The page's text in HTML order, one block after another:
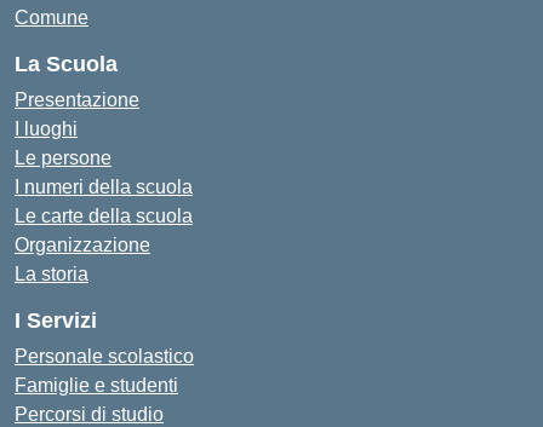
Comune
La Scuola
Presentazione
I luoghi
Le persone
I numeri della scuola
Le carte della scuola
Organizzazione
La storia
I Servizi
Personale scolastico
Famiglie e studenti
Percorsi di studio